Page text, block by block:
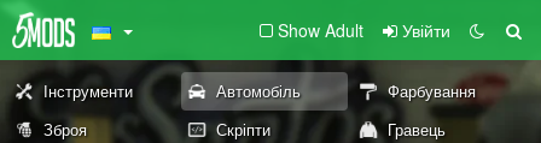
Show Adult Увійти
Інструменти Автомобіль
Фарбування
Зброя
Скріпти
Гравець